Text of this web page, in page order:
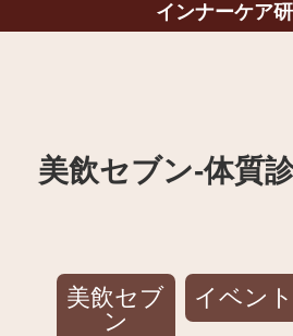
インナーケア
美飲セブン‐体質
美飲セブ
ン
イベント